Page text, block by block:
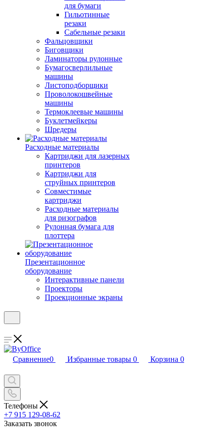
для бумаги
Гильотинные
резаки
Сабельные резаки
Фальцовщики
Биговщики
Ламинаторы рулонные
Бумагосверлильные
машины
Листоподборщики
Проволокошвейные
машины
Термоклеевые машины
Буклетмейкеры
Шредеры
Расходные материалы
Картриджи для лазерных
принтеров
Картриджи для
струйных принтеров
Совместимые
картриджи
Расходные материалы
для ризографов
Рулонная бумага для
плоттера
Презентационное
оборудование
Интерактивные панели
Проекторы
Проекционные экраны
Сравнение0 Избранные товары 0 Корзина 0
Телефоны
+7 915 129-08-62
Заказать звонок